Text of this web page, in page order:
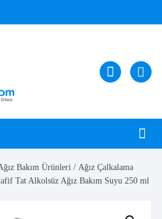
Bakım Ürünleri /Ağız Çalkalama
Tat Alkolsüz Ağız Bakım Suyu 250 ml